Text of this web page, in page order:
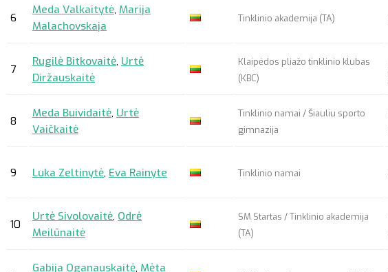
6
Meda Valkaitytė, Marija
Malachovskaja
Tinklinio akademija (TA)
7
Rugilė Bitkovaitė, Urtė
Diržauskaitė
Klaipėdos pliažo tinklinio klubas
(KBC)
8
Meda Buividaitė, Urtė
Vaičkaitė
Tinklinio namai / Šiauliu sporto
gimnazija
9 Luka Zeltinytė, Eva Rainyte Tinklinio namai
10
Urtė Sivolovaitė, Odrė
Meilūnaitė
SM Startas / Tinklinio akademija
(TA)
Gabija Oganauskaitė, Mėta